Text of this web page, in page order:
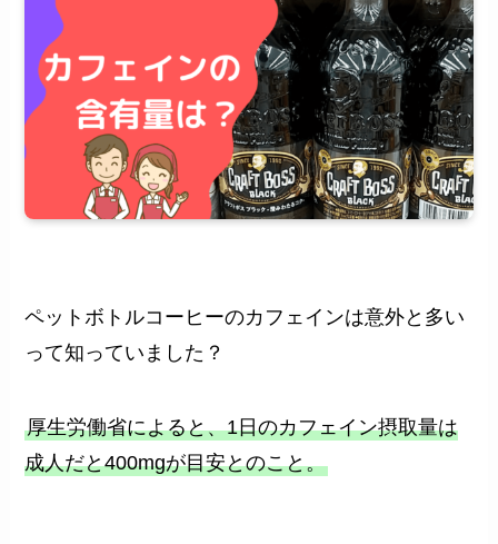
ペットボトルコーヒーのカフェインは意外と多い
って知っていました？
厚生労働省によると、1日のカフェイン摂取量は
成人だと400mgが目安とのこと。